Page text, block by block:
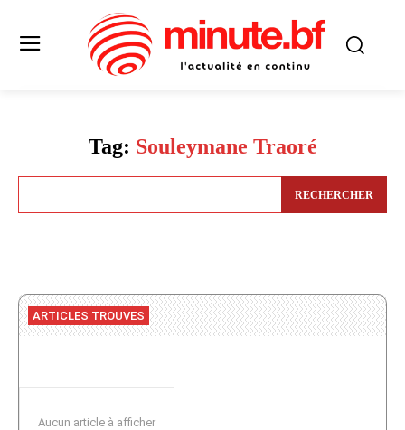
Tag: Souleymane Traoré
RECHERCHER
ARTICLES TROUVES
Aucun article à afficher